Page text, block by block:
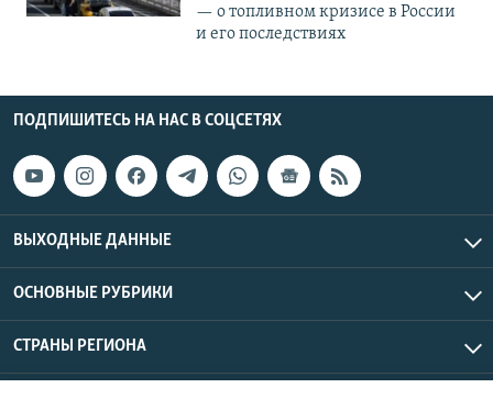
— о топливном кризисе в России
и его последствиях
ПОДПИШИТЕСЬ НА НАС В СОЦСЕТЯХ
ВЫХОДНЫЕ ДАННЫЕ
ОСНОВНЫЕ РУБРИКИ
СТРАНЫ РЕГИОНА